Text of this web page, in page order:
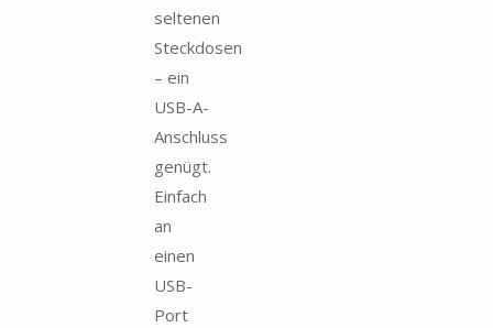
seltenen
Steckdosen
– ein
USB-A-
Anschluss
genügt.
Einfach
an
einen
USB-
Port